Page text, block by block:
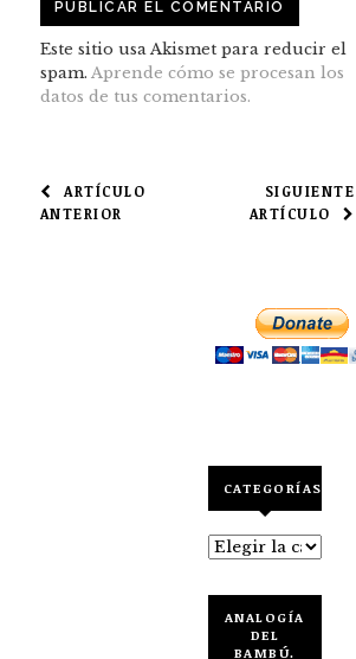
Este sitio usa Akismet para reducir el
spam. Aprende cómo se procesan los
datos de tus comentarios.
NAVEGACIÓN
DE
SIGUIENTE
ARTÍCULO
ARTÍCULO
ANTERIOR
CATEGORÍAS
Categorías
ANALOGÍA
DEL
BAMBÚ.